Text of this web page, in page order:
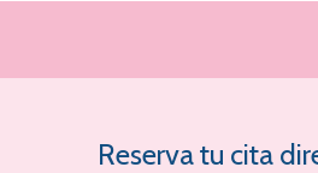
Reserva tu cita